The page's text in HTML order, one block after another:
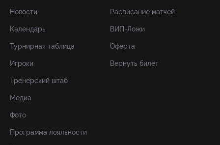
Новости
Календарь
Турнирная таблица
Игроки
Тренерский штаб
Медиа
Фото
Программа лояльности
Расписание матчей
ВИП-Ложи
Оферта
Вернуть билет